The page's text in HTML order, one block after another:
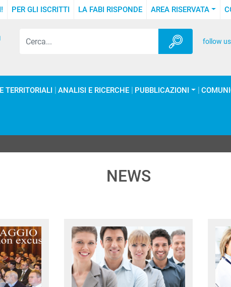
PER GLI ISCRITTI LA FABI RISPONDE AREA RISERVATA
follow us
TERRITORIALI ANALISI E RICERCHE PUBBLICAZIONI
NEWS